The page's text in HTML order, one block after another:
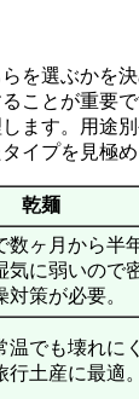
を選ぶかを
ことが重要
ます。用途
イプを見極め
乾麺
数ヶ月から半
気に弱いので
対策が必要。
温でも壊れにく
行土産に最適。